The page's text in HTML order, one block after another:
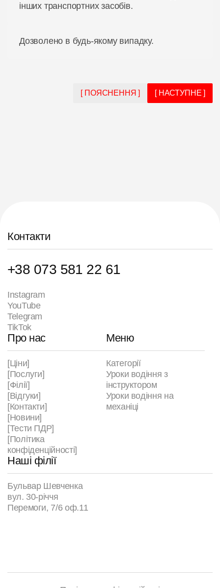
інших транспортних засобів.
Дозволено в будь-якому випадку.
[ ПОЯСНЕННЯ ] [ НАСТУПНЕ ]
Контакти
+38 073 581 22 61
Instagram
YouTube
Telegram
TikTok
Про нас
[Ціни]
[Послуги]
[Філії]
[Відгуки]
[Контакти]
[Новини]
[Тести ПДР]
[Політика
конфіденційності]
Меню
Категорії
Уроки водіння з
інструктором
Уроки водіння на
механіці
Наші філії
Бульвар Шевченка
вул. 30-річчя
Перемоги, 7/6 оф.11